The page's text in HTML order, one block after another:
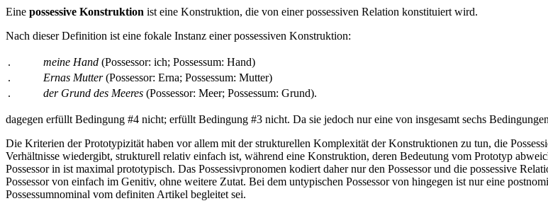
Eine possessive Konstruktion ist eine Konstruktion, die von einer possessiven Relation konstituiert wird.
Nach dieser Definition ist eine fokale Instanz einer possessiven Konstruktion:
. meine Hand (Possessor: ich; Possessum: Hand)
.
Ernas Mutter(Possessor: Erna; Possessum: Mutter)
.
der Grund des Meeres (Possessor: Meer; Possessum: Grund).
dagegen erfüllt Bedingung #4 nicht; erfüllt Bedingung #3 nicht. Da sie jedoch nur eine von insgesamt sechs
Die Kriterien der Prototypizität haben vor allem mit der strukturellen Komplexität der Konstruktionen zu tun, die
Verhältnisse wiedergibt, strukturell relativ einfach ist, während eine Konstruktion, deren Bedeutung vom Prototyp
Possessor in ist maximal prototypisch. Das Possessivpronomen kodiert daher nur den Possessor und die possessive
Possessor von einfach im Genitiv, ohne weitere Zutat. Bei dem untypischen Possessor von hingegen ist nur eine
Possessumnominal vom definiten Artikel begleitet sei.